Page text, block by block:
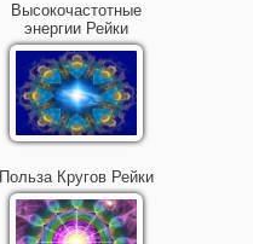
Высокочастотные
энергии Рейки
Польза Кругов Рейки